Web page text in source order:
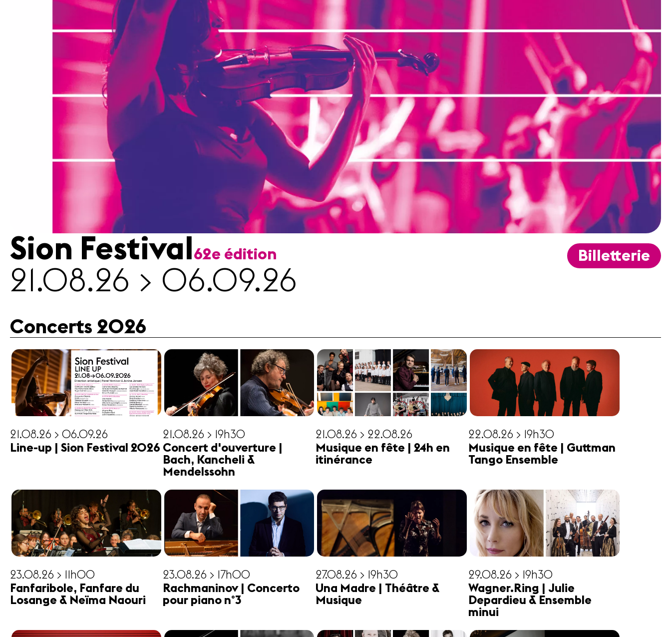
Revue
de
A propos
Mentions
Contact
Sion Festival 62e édition
21.08.26 > 06.09.26
Billetterie
Concerts 2026
21.08.26 > 06.09.26
Line-up | Sion Festival 2026
21.08.26 > 19h30
Concert d'ouverture |
Bach, Kancheli &
Mendelssohn
21.08.26 > 22.08.26
Musique en fête | 24h en
itinérance
22.08.26 > 19h30
Musique en fête | Guttman
Tango Ensemble
23.08.26 > 11h00
Fanfaribole, Fanfare du
Losange & Neïma Naouri
23.08.26 > 17h00
Rachmaninov | Concerto
pour piano n°3
27.08.26 > 19h30
Una Madre | Théâtre &
Musique
29.08.26 > 19h30
Wagner.Ring | Julie
Depardieu & Ensemble
minui